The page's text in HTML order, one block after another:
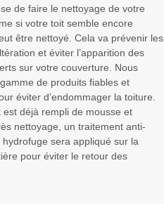
de faire le nettoyage de votre
si votre toit semble encore
être nettoyé. Cela va prévenir les
et éviter l’apparition des
sur votre couverture. Nous
de produits fiables et
éviter d’endommager la toiture.
est déjà rempli de mousse et
nettoyage, un traitement anti-
hydrofuge sera appliqué sur la
pour éviter le retour des